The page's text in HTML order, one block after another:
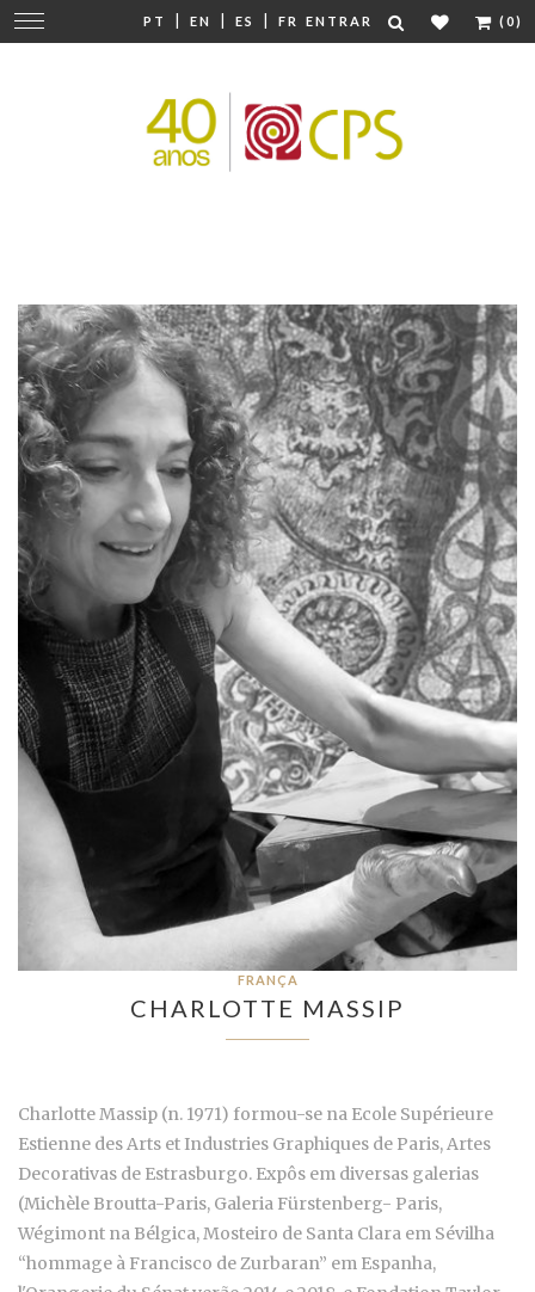
PT | EN | ES | FR ENTRAR (0)
Mudar
navegação
FRANÇA
CHARLOTTE MASSIP
Charlotte Massip (n. 1971) formou-se na Ecole Supérieure
Estienne des Arts et Industries Graphiques de Paris, Artes
Decorativas de Estrasburgo. Expôs em diversas galerias
(Michèle Broutta-Paris, Galeria Fürstenberg- Paris,
Wégimont na Bélgica, Mosteiro de Santa Clara em Sévilha
“hommage à Francisco de Zurbaran” em Espanha,